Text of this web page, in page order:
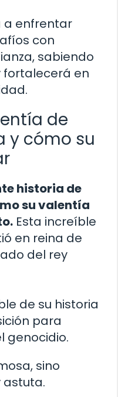
a enfrentar
con
sabiendo
fortalecerá en
de
y cómo su
historia de
su valentía
Esta increíble
en reina de
del rey
de su historia
para
genocidio.
sino